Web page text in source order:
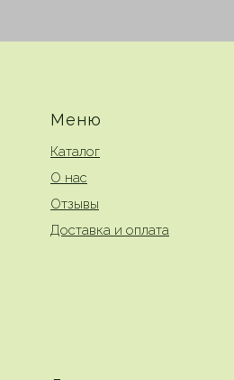
Меню
Каталог
О нас
Отзывы
Доставка и оплата